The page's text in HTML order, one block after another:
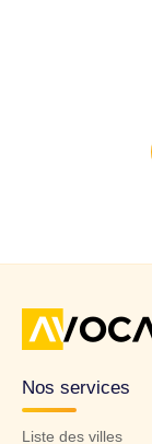
Nos services
Liste des villes